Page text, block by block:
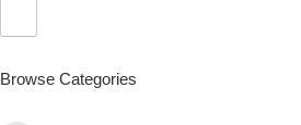
Browse Categories